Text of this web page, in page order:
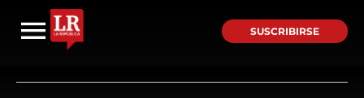
SUSCRIBIRSE